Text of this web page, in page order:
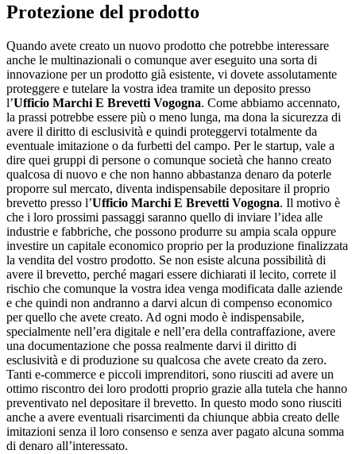
Protezione del prodotto
Quando avete creato un nuovo prodotto che potrebbe interessare
anche le multinazionali o comunque aver eseguito una sorta di
innovazione per un prodotto già esistente, vi dovete assolutamente
proteggere e tutelare la vostra idea tramite un deposito presso
l’Ufficio Marchi E Brevetti Vogogna. Come abbiamo accennato,
la prassi potrebbe essere più o meno lunga, ma dona la sicurezza di
avere il diritto di esclusività e quindi proteggervi totalmente da
eventuale imitazione o da furbetti del campo. Per le startup, vale a
dire quei gruppi di persone o comunque società che hanno creato
qualcosa di nuovo e che non hanno abbastanza denaro da poterle
proporre sul mercato, diventa indispensabile depositare il proprio
brevetto presso l’Ufficio Marchi E Brevetti Vogogna. Il motivo è
che i loro prossimi passaggi saranno quello di inviare l’idea alle
industrie e fabbriche, che possono produrre su ampia scala oppure
investire un capitale economico proprio per la produzione finalizzata
la vendita del vostro prodotto. Se non esiste alcuna possibilità di
avere il brevetto, perché magari essere dichiarati il lecito, correte il
rischio che comunque la vostra idea venga modificata dalle aziende
e che quindi non andranno a darvi alcun di compenso economico
per quello che avete creato. Ad ogni modo è indispensabile,
specialmente nell’era digitale e nell’era della contraffazione, avere
una documentazione che possa realmente darvi il diritto di
esclusività e di produzione su qualcosa che avete creato da zero.
Tanti e-commerce e piccoli imprenditori, sono riusciti ad avere un
ottimo riscontro dei loro prodotti proprio grazie alla tutela che hanno
preventivato nel depositare il brevetto. In questo modo sono riusciti
anche a avere eventuali risarcimenti da chiunque abbia creato delle
imitazioni senza il loro consenso e senza aver pagato alcuna somma
di denaro all’interessato.